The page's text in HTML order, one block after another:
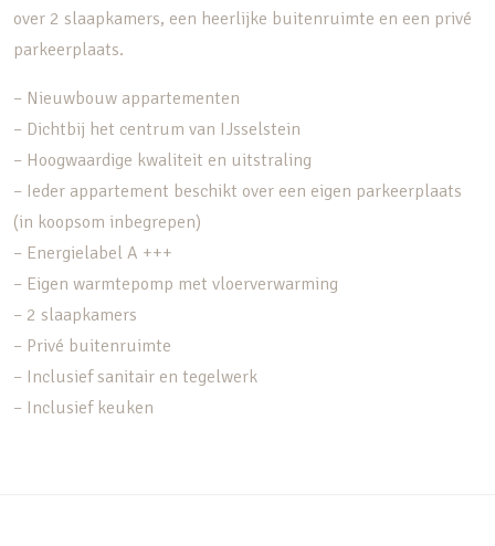
over 2 slaapkamers, een heerlijke buitenruimte en een privé
parkeerplaats.
– Nieuwbouw appartementen
– Dichtbij het centrum van IJsselstein
– Hoogwaardige kwaliteit en uitstraling
– Ieder appartement beschikt over een eigen parkeerplaats
(in koopsom inbegrepen)
– Energielabel A +++
– Eigen warmtepomp met vloerverwarming
– 2 slaapkamers
– Privé buitenruimte
– Inclusief sanitair en tegelwerk
– Inclusief keuken